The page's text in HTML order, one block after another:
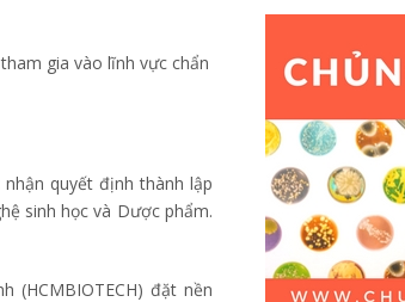
gia vào lĩnh vực chẩn
nhận quyết định thành lập
sinh học và Dược phẩm.
(HCMBIOTECH) đặt nền